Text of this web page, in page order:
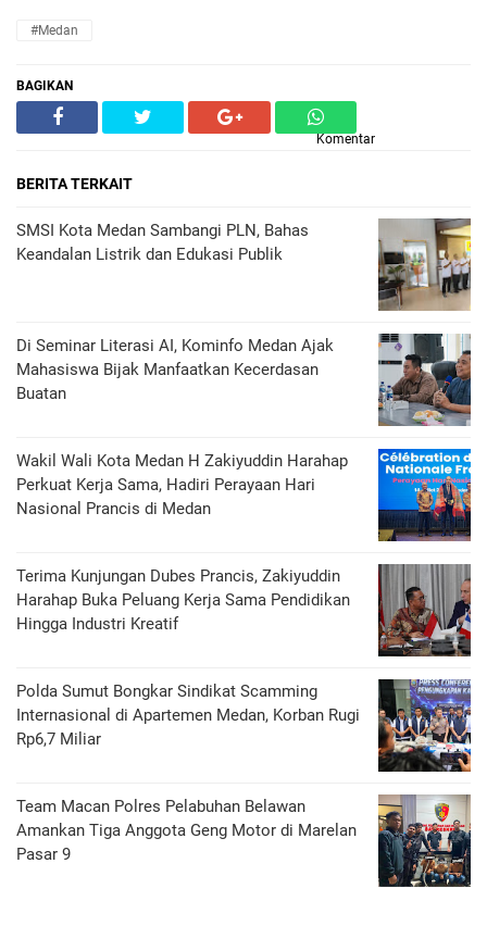
#Medan
BAGIKAN
Komentar
BERITA TERKAIT
SMSI Kota Medan Sambangi PLN, Bahas
Keandalan Listrik dan Edukasi Publik
Di Seminar Literasi AI, Kominfo Medan Ajak
Mahasiswa Bijak Manfaatkan Kecerdasan
Buatan
Wakil Wali Kota Medan H Zakiyuddin Harahap
Perkuat Kerja Sama, Hadiri Perayaan Hari
Nasional Prancis di Medan
Terima Kunjungan Dubes Prancis, Zakiyuddin
Harahap Buka Peluang Kerja Sama Pendidikan
Hingga Industri Kreatif
Polda Sumut Bongkar Sindikat Scamming
Internasional di Apartemen Medan, Korban Rugi
Rp6,7 Miliar
Team Macan Polres Pelabuhan Belawan
Amankan Tiga Anggota Geng Motor di Marelan
Pasar 9